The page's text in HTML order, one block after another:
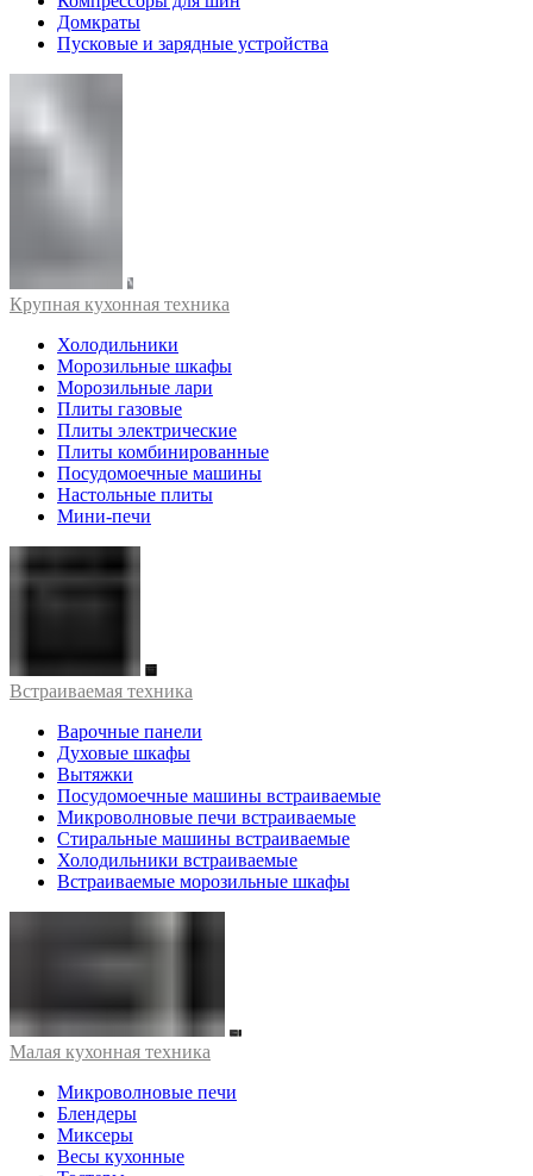
Домкраты
Пусковые и зарядные устройства
Крупная кухонная техника
Холодильники
Морозильные шкафы
Морозильные лари
Плиты газовые
Плиты электрические
Плиты комбинированные
Посудомоечные машины
Настольные плиты
Мини-печи
Встраиваемая техника
Варочные панели
Духовые шкафы
Вытяжки
Посудомоечные машины встраиваемые
Микроволновые печи встраиваемые
Стиральные машины встраиваемые
Холодильники встраиваемые
Встраиваемые морозильные шкафы
Малая кухонная техника
Микроволновые печи
Блендеры
Миксеры
Весы кухонные